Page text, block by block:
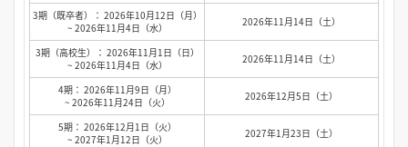
3期（既卒者）： 2026年10月12日（月）
~ 2026年11月4日（水）
2026年11月14日（土）
3期（高校生）： 2026年11月1日（日）
~ 2026年11月4日（水）
2026年11月14日（土）
4期： 2026年11月9日（月）
~ 2026年11月24日（火）
2026年12月5日（土）
5期： 2026年12月1日（火）
~ 2027年1月12日（火）
2027年1月23日（土）